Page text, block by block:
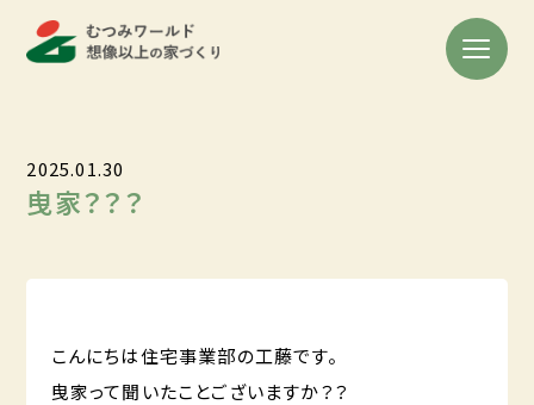
2025.01.30
曳家？？？
こんにちは住宅事業部の工藤です。
曳家って聞いたことございますか？？